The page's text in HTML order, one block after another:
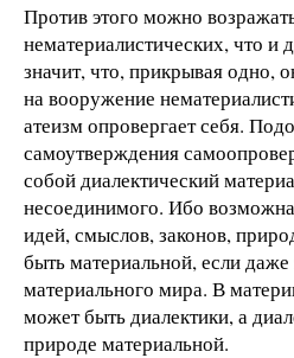
Против этого можно
нематериалистических, что и
значит, что, прикрывая одно,
на вооружение
атеизм опровергает себя.
самоутверждения
собой диалектический
несоединимого. Ибо возможна
идей, смыслов, законов,
быть материальной, если даже
материального мира. В
может быть диалектики, а
природе материальной.